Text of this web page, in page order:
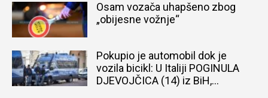
Osam vozača uhapšeno zbog
„obijesne vožnje“
Pokupio je automobil dok je
vozila bicikl: U Italiji POGINULA
DJEVOJČICA (14) iz BiH,